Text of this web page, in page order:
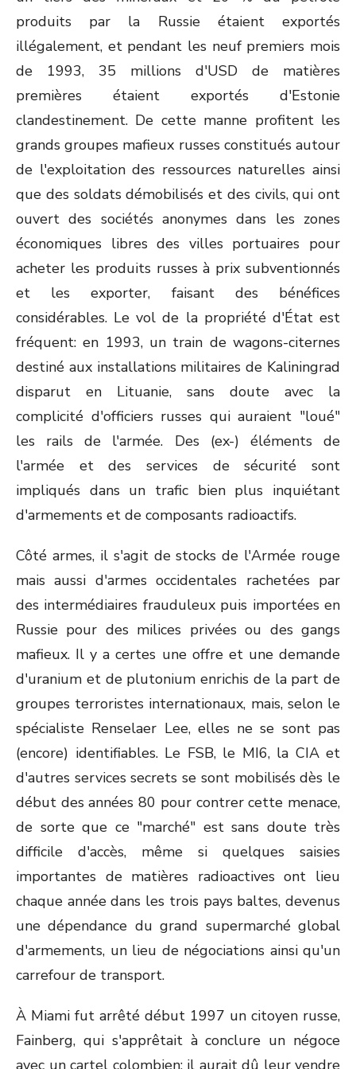
produits par la Russie étaient exportés
illégalement, et pendant les neuf premiers mois
de 1993, 35 millions d'USD de matières
premières étaient exportés d'Estonie
clandestinement. De cette manne profitent les
grands groupes mafieux russes constitués autour
de l'exploitation des ressources naturelles ainsi
que des soldats démobilisés et des civils, qui ont
ouvert des sociétés anonymes dans les zones
économiques libres des villes portuaires pour
acheter les produits russes à prix subventionnés
et les exporter, faisant des bénéfices
considérables. Le vol de la propriété d'État est
fréquent: en 1993, un train de wagons-citernes
destiné aux installations militaires de Kaliningrad
disparut en Lituanie, sans doute avec la
complicité d'officiers russes qui auraient "loué"
les rails de l'armée. Des (ex-) éléments de
l'armée et des services de sécurité sont
impliqués dans un trafic bien plus inquiétant
d'armements et de composants radioactifs.
Côté armes, il s'agit de stocks de l'Armée rouge
mais aussi d'armes occidentales rachetées par
des intermédiaires frauduleux puis importées en
Russie pour des milices privées ou des gangs
mafieux. Il y a certes une offre et une demande
d'uranium et de plutonium enrichis de la part de
groupes terroristes internationaux, mais, selon le
spécialiste Renselaer Lee, elles ne se sont pas
(encore) identifiables. Le FSB, le MI6, la CIA et
d'autres services secrets se sont mobilisés dès le
début des années 80 pour contrer cette menace,
de sorte que ce "marché" est sans doute très
difficile d'accès, même si quelques saisies
importantes de matières radioactives ont lieu
chaque année dans les trois pays baltes, devenus
une dépendance du grand supermarché global
d'armements, un lieu de négociations ainsi qu'un
carrefour de transport.
À Miami fut arrêté début 1997 un citoyen russe,
Fainberg, qui s'apprêtait à conclure un négoce
avec un cartel colombien: il aurait dû leur vendre